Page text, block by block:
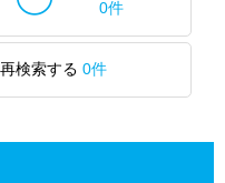
0件
検索する 0件